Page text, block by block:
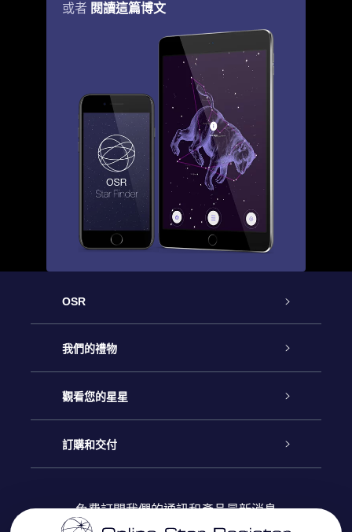
或者 閱讀這篇博文
OSR
客戶服務
聯繫我們
博客
我們的禮物
Online Star禮物
OSR禮物包
觀看您的星星
星星注册
訂購和交付
免費訂閱我們的通訊和產品最新消息